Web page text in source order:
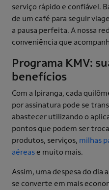
serviço rápido e confiável.
de um café para seguir
a pausa perfeita. A nossa
conveniência que
Programa KMV:
benefícios
Com a Ipiranga, cada
por assinatura pode se
abastecer utilizando o
pontos que podem ser
produtos, serviços, milhas
aérease muito mais.
Assim, uma despesa do dia
se converte em mais